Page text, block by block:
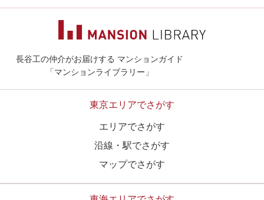
長谷工の仲介がお届けする マンションガイド
「マンションライブラリー」
東京エリアでさがす
エリアでさがす
沿線・駅でさがす
マップでさがす